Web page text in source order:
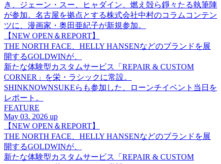
き、ジェーン・スー、ヒャダイン、燃え殻ら錚々たる執筆陣
が参加。名古屋を拠点とする株式会社中村のコラムコンテン
ツに、漫画家・奥田亜紀子が新規参加。
【NEW OPEN＆REPORT】
THE NORTH FACE、HELLY HANSENなどのブランドを展
開するGOLDWINが、
新たな体験型カスタムサービス「REPAIR & CUSTOM
CORNER」を栄・ラシックに常設。
SHINKNOWNSUKEらも参加した、ローンチイベント当日を
レポート。
FEATURE
May 03. 2026 up
【NEW OPEN＆REPORT】
THE NORTH FACE、HELLY HANSENなどのブランドを展
開するGOLDWINが、
新たな体験型カスタムサービス「REPAIR & CUSTOM